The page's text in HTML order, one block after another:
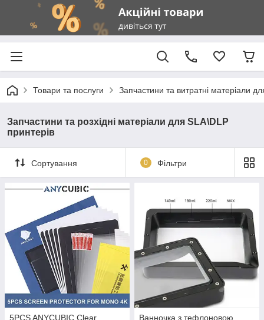
Товари та послуги Запчастини та витратні матеріали
Запчастини та розхідні матеріали для SLA\DLP
принтерів
Сортування 0 Фільтри
5PCS ANYCUBIC Clear
Ванночка з тефлоновою